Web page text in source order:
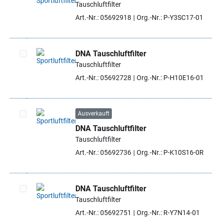
Artikel auswählen
Tauschluftfilter
Art.-Nr.: 05692918
Org.-Nr.: P-Y3SC17-01
Artikel auswählen
DNA Tauschluftfilter
Tauschluftfilter
Art.-Nr.: 05692728
Org.-Nr.: P-H10E16-01
Artikel auswählen
Ausverkauft
DNA Tauschluftfilter
Tauschluftfilter
Art.-Nr.: 05692736
Org.-Nr.: P-K10S16-0R
Artikel auswählen
DNA Tauschluftfilter
Tauschluftfilter
Art.-Nr.: 05692751
Org.-Nr.: R-Y7N14-01